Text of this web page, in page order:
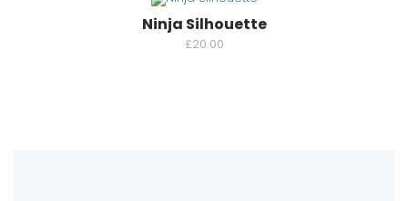
Ninja Silhouette
£20.00